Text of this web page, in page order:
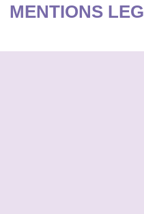
MENTIONS